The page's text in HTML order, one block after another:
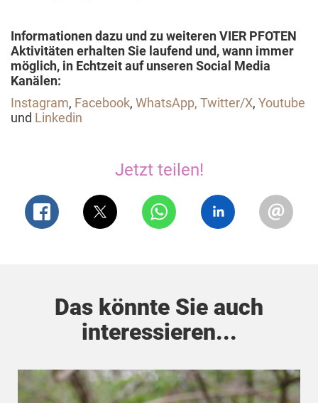
Informationen dazu und zu weiteren VIER PFOTEN
Aktivitäten erhalten Sie laufend und, wann immer
möglich, in Echtzeit auf unseren Social Media
Kanälen:
Instagram, Facebook, WhatsApp, Twitter/X, Youtube
und Linkedin
Jetzt teilen!
Das könnte Sie auch
interessieren...